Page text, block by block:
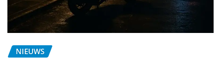
NIEUWS